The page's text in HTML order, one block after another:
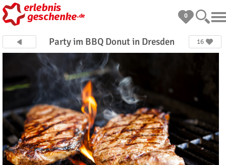
0
Party im BBQ Donut in Dresden 16